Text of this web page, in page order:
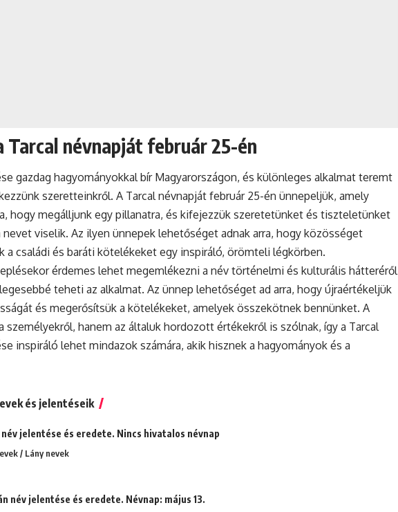
Tarcal névnapját február 25-én
gazdag hagyományokkal bír Magyarországon, és különleges alkalmat teremt
szeretteinkről. A Tarcal névnapját február 25-én ünnepeljük, amely
hogy megálljunk egy pillanatra, és kifejezzük szeretetünket és tiszteletünket
nevet viselik. Az ilyen ünnepek lehetőséget adnak arra, hogy közösséget
a családi és baráti kötelékeket egy inspiráló, örömteli légkörben.
érdemes lehet megemlékezni a név történelmi és kulturális hátteréről
teheti az alkalmat. Az ünnep lehetőséget ad arra, hogy újraértékeljük
és megerősítsük a kötelékeket, amelyek összekötnek bennünket. A
személyekről, hanem az általuk hordozott értékekről is szólnak, így a Tarcal
inspiráló lehet mindazok számára, akik hisznek a hagyományok és a
és jelentéseik
név jelentése és eredete. Nincs hivatalos névnap
/ Lány nevek
név jelentése és eredete. Névnap: május 13.